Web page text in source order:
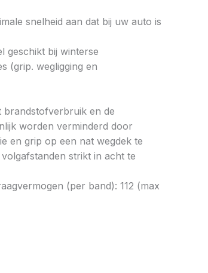
snelheid aan dat bij uw auto is
geschikt bij winterse
(grip. wegligging en
brandstofverbruik en de
worden verminderd door
en grip op een nat wegdek te
strikt in acht te
(per band): 112 (max